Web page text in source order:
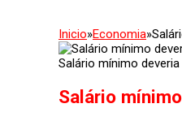
Inicio»Economia»
Salário mínimo
Salário